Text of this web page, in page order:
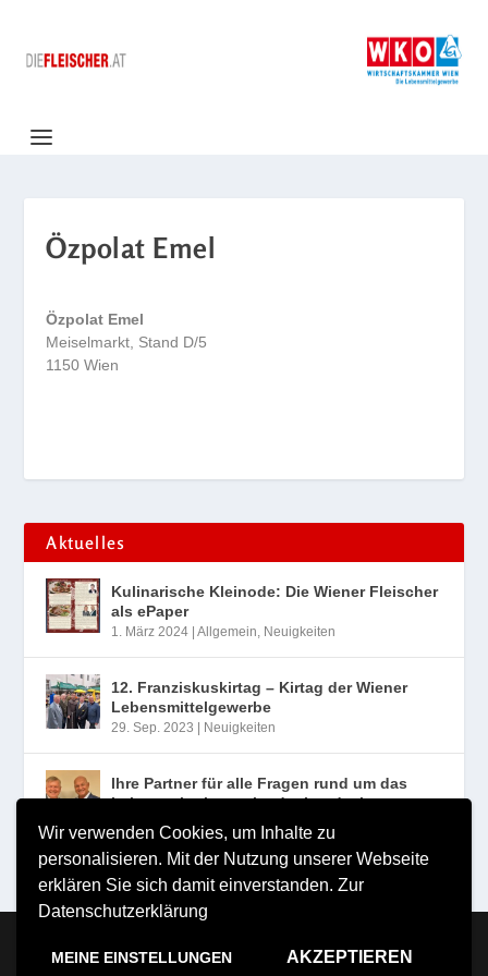
Wir verwenden Cookies, um Inhalte zu
personalisieren. Mit der Nutzung unserer Webseite
erklären Sie sich damit einverstanden. Zur
Datenschutzerklärung
MEINE EINSTELLUNGEN AKZEPTIEREN
Özpolat Emel
Özpolat Emel
Meiselmarkt, Stand D/5
1150 Wien
Aktuelles
Kulinarische Kleinode: Die Wiener Fleischer
als ePaper
1. März 2024 |Allgemein, Neuigkeiten
12. Franziskuskirtag – Kirtag der Wiener
Lebensmittelgewerbe
29. Sep. 2023 Neuigkeiten
Ihre Partner für alle Fragen rund um das
Lebensmittelgewerbe der Landesinnung
Wien
10. Aug. 2023|Neuigkeiten